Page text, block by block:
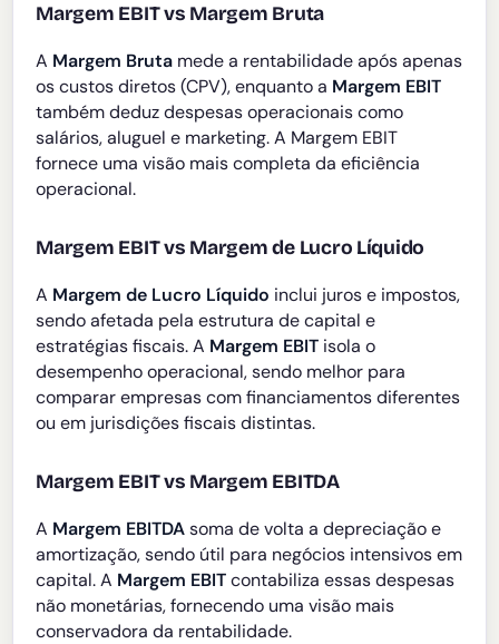
Margem EBIT vs Margem Bruta
A Margem Bruta mede a rentabilidade após apenas
os custos diretos (CPV), enquanto a Margem EBIT
também deduz despesas operacionais como
salários, aluguel e marketing. A Margem EBIT
fornece uma visão mais completa da eficiência
operacional.
Margem EBIT vs Margem de Lucro Líquido
A Margem de Lucro Líquido inclui juros e impostos,
sendo afetada pela estrutura de capital e
estratégias fiscais. A Margem EBIT isola o
desempenho operacional, sendo melhor para
comparar empresas com financiamentos diferentes
ou em jurisdições fiscais distintas.
Margem EBIT vs Margem EBITDA
A Margem EBITDAsoma de volta a depreciação e
amortização, sendo útil para negócios intensivos em
capital. A Margem EBITcontabiliza essas despesas
não monetárias, fornecendo uma visão mais
conservadora da rentabilidade.